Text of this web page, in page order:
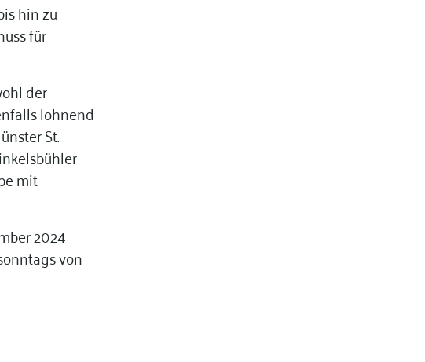
hin zu
für
der
lohnend
St.
mit
2024
von